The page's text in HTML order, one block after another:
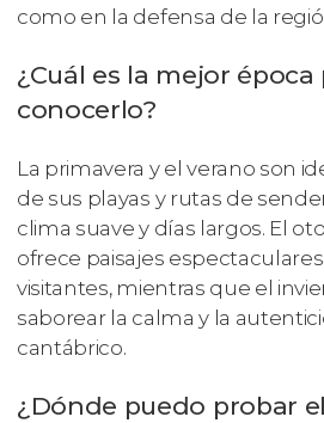
como en la defensa de la
¿Cuál es la mejor época
conocerlo?
La primavera y el verano son
de sus playas y rutas de
clima suave y días largos. El
ofrece paisajes
visitantes, mientras que el
saborear la calma y la
cantábrico.
¿Dónde puedo probar